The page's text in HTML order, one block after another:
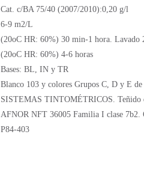
Cat. c/BA 75/40 (2007/2010):0,20 g/l
6-9 m2/L
(20oC HR: 60%) 30 min-1 hora. Lavado
(20oC HR: 60%) 4-6 horas
Bases: BL, IN y TR
Blanco 103 y colores Grupos C, D y E
SISTEMAS TINTOMÉTRICOS. Teñido
AFNOR NFT 36005 Familia I clase
P84-403